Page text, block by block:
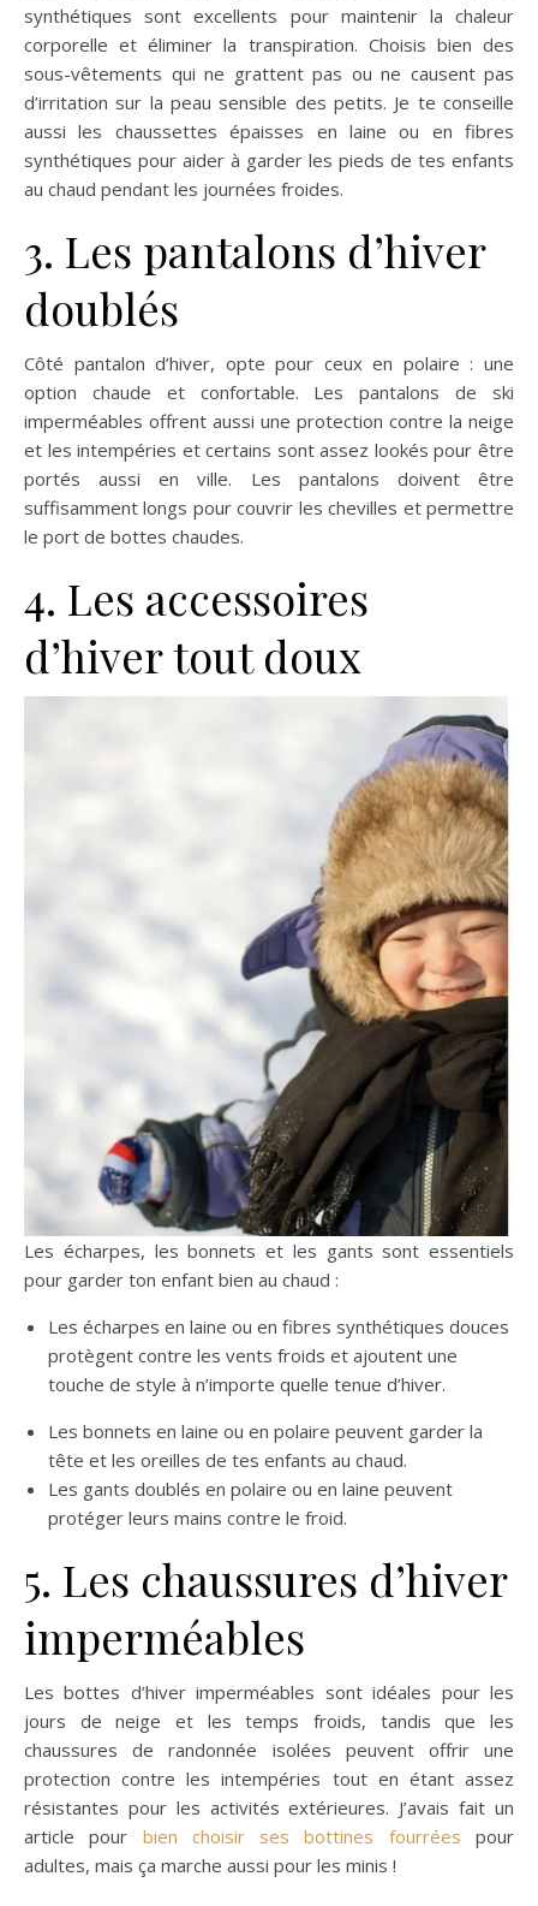
synthétiques sont excellents pour maintenir la chaleur
corporelle et éliminer la transpiration. Choisis bien des
sous-vêtements qui ne grattent pas ou ne causent pas
d’irritation sur la peau sensible des petits. Je te conseille
aussi les chaussettes épaisses en laine ou en fibres
synthétiques pour aider à garder les pieds de tes enfants
au chaud pendant les journées froides.
3. Les pantalons d’hiver
doublés
Côté pantalon d’hiver, opte pour ceux en polaire : une
option chaude et confortable. Les pantalons de ski
imperméables offrent aussi une protection contre la neige
et les intempéries et certains sont assez lookés pour être
portés aussi en ville. Les pantalons doivent être
suffisamment longs pour couvrir les chevilles et permettre
le port de bottes chaudes.
4. Les accessoires
d’hiver tout doux
Les écharpes, les bonnets et les gants sont essentiels
pour garder ton enfant bien au chaud :
Les écharpes en laine ou en fibres synthétiques douces
protègent contre les vents froids et ajoutent une
touche de style à n’importe quelle tenue d’hiver.
Les bonnets en laine ou en polaire peuvent garder la
tête et les oreilles de tes enfants au chaud.
Les gants doublés en polaire ou en laine peuvent
protéger leurs mains contre le froid.
5. Les chaussures d’hiver
imperméables
Les bottes d’hiver imperméables sont idéales pour les
jours de neige et les temps froids, tandis que les
chaussures de randonnée isolées peuvent offrir une
protection contre les intempéries tout en étant assez
résistantes pour les activités extérieures. J’avais fait un
article pour bien choisir ses bottines fourréespour
adultes, mais ça marche aussi pour les minis !